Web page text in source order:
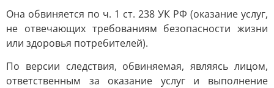
Она обвиняется по ч. 1 ст. 238 УК РФ (оказание услуг,
не отвечающих требованиям безопасности жизни
или здоровья потребителей).
По версии следствия, обвиняемая, являясь лицом,
ответственным за оказание услуг и выполнение